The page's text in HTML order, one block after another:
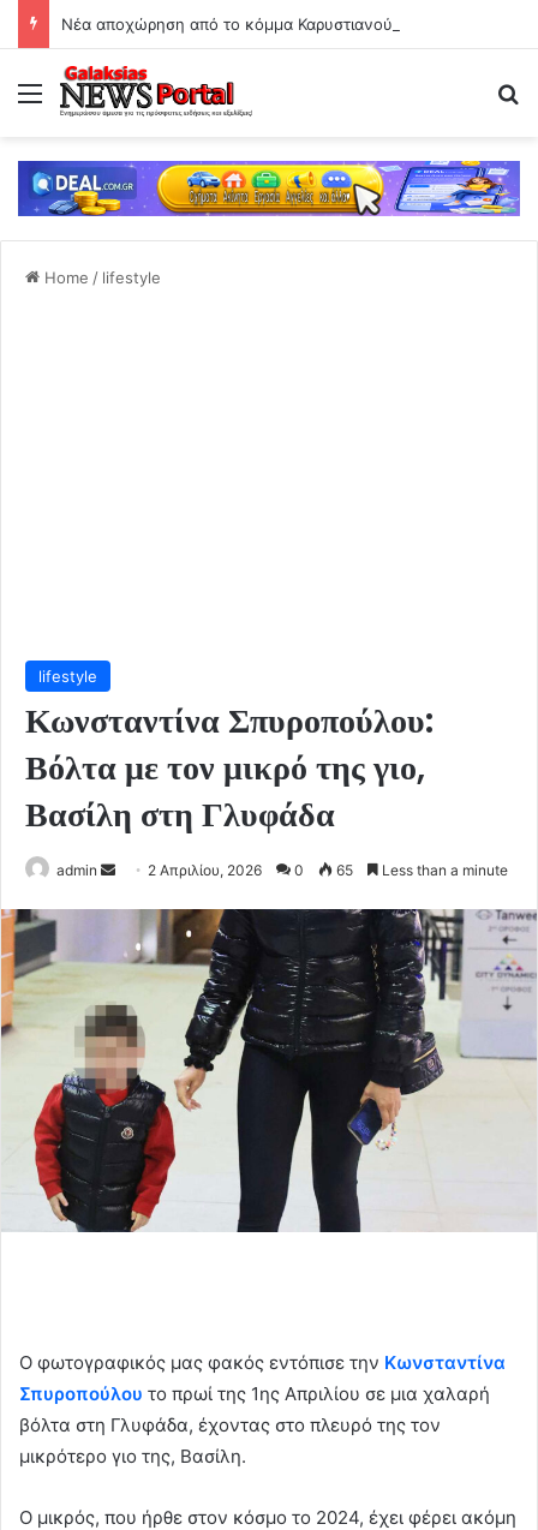
Menu
Home / lifestyle
lifestyle
Κωνσταντίνα Σπυροπούλου:
Βόλτα με τον μικρό της γιο,
Βασίλη στη Γλυφάδα
admin
Send
email
2 Απριλίου, 2026 0 65 Less than a minute
Ο φωτογραφικός μας φακός εντόπισε την Κωνσταντίνα
Σπυροπούλου το πρωί της 1ης Απριλίου σε μια χαλαρή
βόλτα στη Γλυφάδα, έχοντας στο πλευρό της τον
μικρότερο γιο της, Βασίλη.
Ο μικρός, που ήρθε στον κόσμο το 2024, έχει φέρει ακόμη